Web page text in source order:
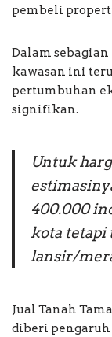
pembeli
Dalam
kawasan ini
pertumbuhan
signifikan.
Untuk
400.000
kota
lansir/
Jual Tanah
diberi pengaruh